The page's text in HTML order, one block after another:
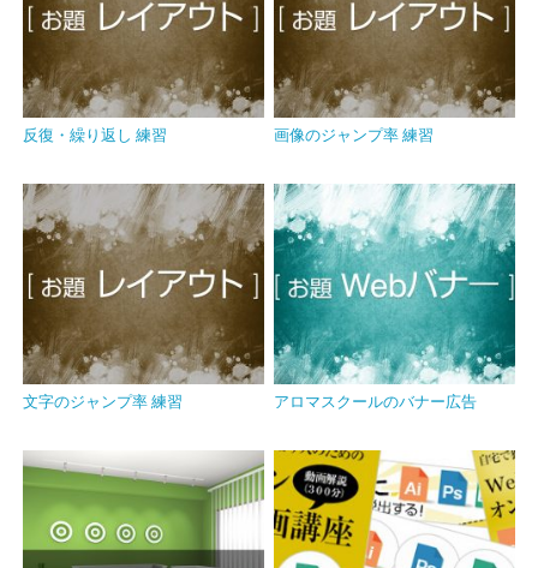
反復・繰り返し 練習 画像のジャンプ率 練習
文字のジャンプ率 練習 アロマスクールのバナー広告